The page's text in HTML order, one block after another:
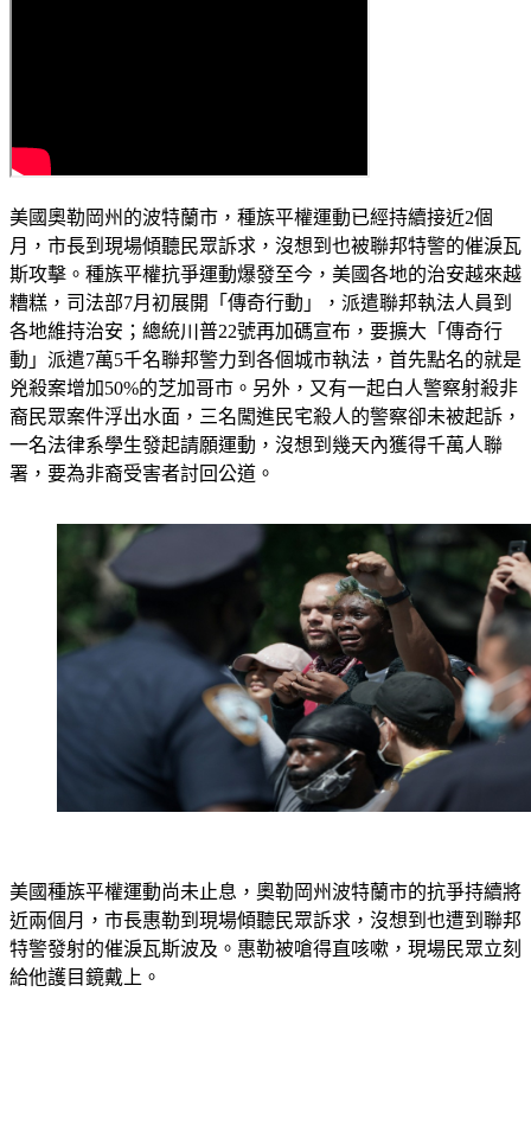
美國奧勒岡州的波特蘭市，種族平權運動已經持續接近2個
月，市長到現場傾聽民眾訴求，沒想到也被聯邦特警的催淚瓦
斯攻擊。種族平權抗爭運動爆發至今，美國各地的治安越來越
糟糕，司法部7月初展開「傳奇行動」，派遣聯邦執法人員到
各地維持治安；總統川普22號再加碼宣布，要擴大「傳奇行
動」派遣7萬5千名聯邦警力到各個城市執法，首先點名的就是
兇殺案增加50%的芝加哥市。另外，又有一起白人警察射殺非
裔民眾案件浮出水面，三名闖進民宅殺人的警察卻未被起訴，
一名法律系學生發起請願運動，沒想到幾天內獲得千萬人聯
署，要為非裔受害者討回公道。
美國種族平權運動尚未止息，奧勒岡州波特蘭市的抗爭持續將
近兩個月，市長惠勒到現場傾聽民眾訴求，沒想到也遭到聯邦
特警發射的催淚瓦斯波及。惠勒被嗆得直咳嗽，現場民眾立刻
給他護目鏡戴上。